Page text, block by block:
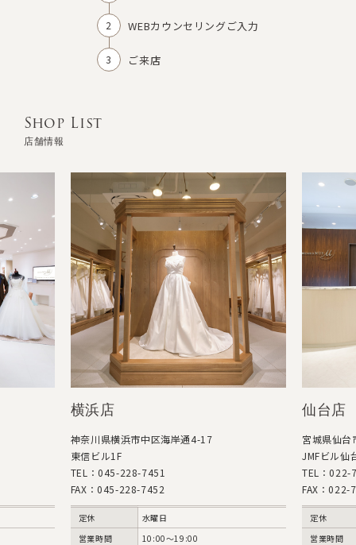
WEBカウンセリングご入力
ご来店
Shop List
店舗情報
横浜店
神奈川県横浜市中区海岸通4-17
東信ビル1F
TEL：045-228-7451
FAX：045-228-7452
定休
水曜日
営業時間
10:00〜19:00
仙台店
宮城県仙
JMFビル仙
TEL：022-
FAX：022-
定休
営業時間